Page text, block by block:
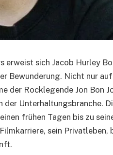
sich Jacob Hurley
Bewunderung. Nicht nur
der Rocklegende Jon Bon
der Unterhaltungsbranche.
frühen Tagen bis zu
sein Privatleben,